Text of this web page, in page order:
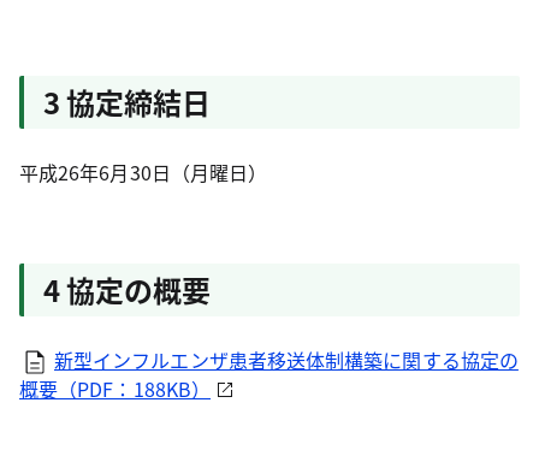
3 協定締結日
平成26年6月30日（月曜日）
4 協定の概要
新型インフルエンザ患者移送体制構築に関する協定の
概要（PDF：188KB）